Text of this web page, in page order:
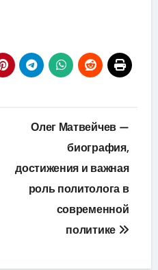
Олег Матвейчев —
биография,
достижения и важная
роль политолога в
современной
политике